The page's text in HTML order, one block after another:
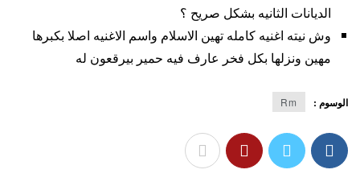
الديانات الثانيه بشكل صريح ؟
وش نيته اغنيه كامله تهين الاسلام واسم الاغنيه اصلا بكبرها
مهين ونزلها بكل فخر عارف فيه حمير بيرقعون له
الوسوم : Rm